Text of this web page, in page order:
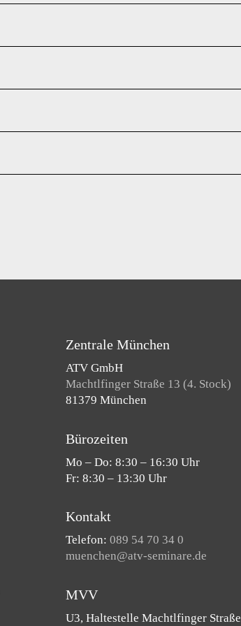
Zentrale München
ATV GmbH
Machtlfinger Straße 13 (4. Stock)
81379 München
Bürozeiten
Mo – Do: 8:30 – 16:30 Uhr
Fr: 8:30 – 13:30 Uhr
Kontakt
Telefon: 089 54 70 34 0
muenchen@atv-seminare.de
MVV
U3, Haltestelle Machtlfinger Straße